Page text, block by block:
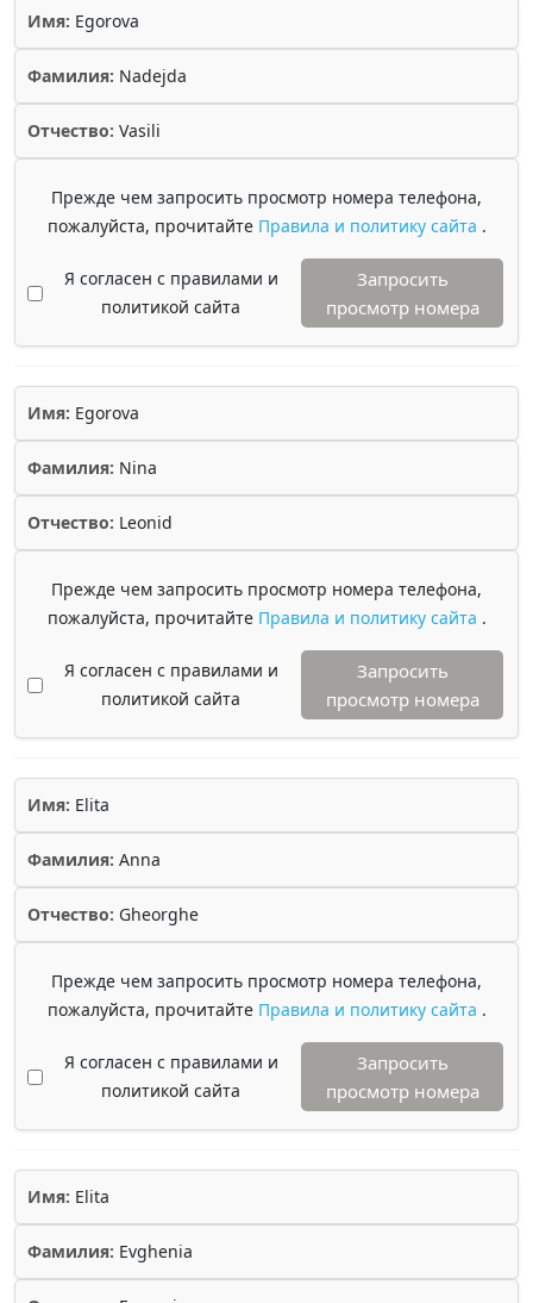
Имя: Egorova
Фамилия: Nadejda
Отчество: Vasili
Прежде чем запросить просмотр номера телефона,
пожалуйста, прочитайте Правила и политику сайта .
Я согласен с правилами и
политикой сайта
Запросить
просмотр номера
Имя: Egorova
Фамилия: Nina
Отчество: Leonid
Прежде чем запросить просмотр номера телефона,
пожалуйста, прочитайте Правила и политику сайта .
Я согласен с правилами и
политикой сайта
Запросить
просмотр номера
Имя: Elita
Фамилия: Anna
Отчество: Gheorghe
Прежде чем запросить просмотр номера телефона,
пожалуйста, прочитайте Правила и политику сайта .
Я согласен с правилами и
политикой сайта
Запросить
просмотр номера
Имя: Elita
Фамилия: Evghenia